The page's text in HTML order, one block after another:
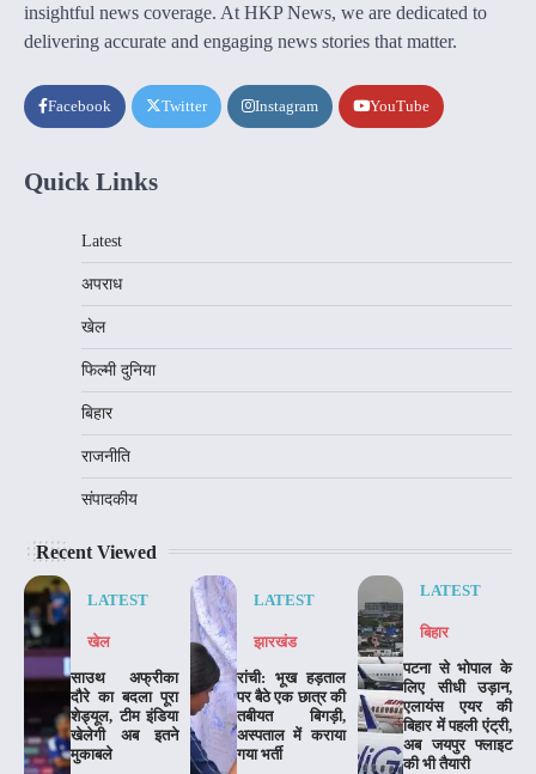
insightful news coverage. At HKP News, we are dedicated to
delivering accurate and engaging news stories that matter.
Facebook Twitter Instagram YouTube
Quick Links
Latest
अपराध
खेल
फिल्मी दुनिया
बिहार
राजनीति
संपादकीय
Recent Viewed
LATEST
खेल
साउथ अफ्रीका
दौरे का बदला पूरा
शेड्यूल, टीम इंडिया
खेलेगी अब इतने
मुकाबले
LATEST
झारखंड
रांची: भूख हड़ताल
पर बैठे एक छात्र की
तबीयत बिगड़ी,
अस्पताल में कराया
गया भर्ती
LATEST
बिहार
पटना से भोपाल के
लिए सीधी उड़ान,
एलायंस एयर की
बिहार में पहली एंट्री,
अब जयपुर फ्लाइट
की भी तैयारी